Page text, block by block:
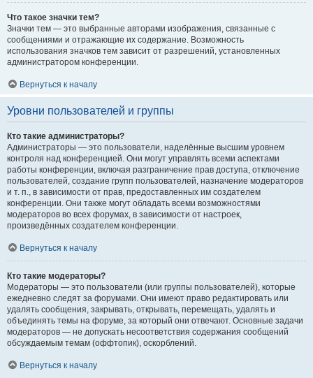
Что такое значки тем?
Значки тем — это выбранные авторами изображения, связанные с
сообщениями и отражающие их содержание. Возможность
использования значков тем зависит от разрешений, установленных
администратором конференции.
Вернуться к началу
Уровни пользователей и группы
Кто такие администраторы?
Администраторы — это пользователи, наделённые высшим уровнем
контроля над конференцией. Они могут управлять всеми аспектами
работы конференции, включая разграничение прав доступа, отключение
пользователей, создание групп пользователей, назначение модераторов
и т. п., в зависимости от прав, предоставленных им создателем
конференции. Они также могут обладать всеми возможностями
модераторов во всех форумах, в зависимости от настроек,
произведённых создателем конференции.
Вернуться к началу
Кто такие модераторы?
Модераторы — это пользователи (или группы пользователей), которые
ежедневно следят за форумами. Они имеют право редактировать или
удалять сообщения, закрывать, открывать, перемещать, удалять и
объединять темы на форуме, за который они отвечают. Основные задачи
модераторов — не допускать несоответствия содержания сообщений
обсуждаемым темам (оффтопик), оскорблений.
Вернуться к началу